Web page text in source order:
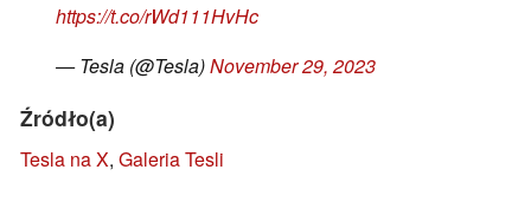
https://t.co/rWd111HvHc
— Tesla (@Tesla)November 29, 2023
Źródło(a)
Tesla na X, Galeria Tesli